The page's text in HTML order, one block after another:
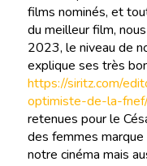
films nominés, et
du meilleur film,
2023, le niveau de
explique ses très
https://siritz.com/
optimiste-de-la-
retenues pour le
des femmes marque
notre cinéma mais